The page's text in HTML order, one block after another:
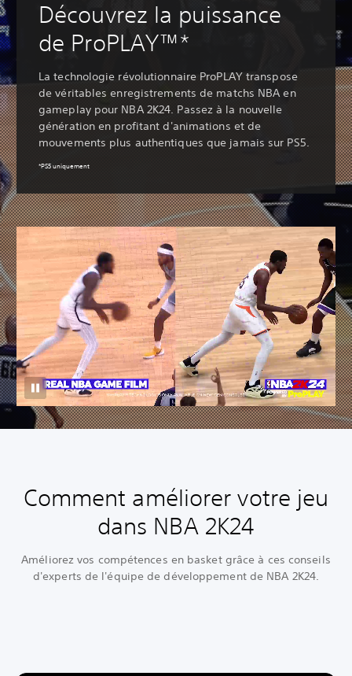
Découvrez la puissance
de ProPLAY™*
La technologie révolutionnaire ProPLAY transpose
de véritables enregistrements de matchs NBA en
gameplay pour NBA 2K24. Passez à la nouvelle
génération en profitant d'animations et de
mouvements plus authentiques que jamais sur PS5.
‎*PS5 uniquement
Comment améliorer votre jeu
dans NBA 2K24
Améliorez vos compétences en basket grâce à ces conseils
d'experts de l'équipe de développement de NBA 2K24.